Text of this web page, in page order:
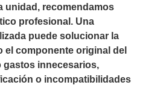
unidad, recomendamos
profesional. Una
puede solucionar la
el componente original del
gastos innecesarios,
o incompatibilidades